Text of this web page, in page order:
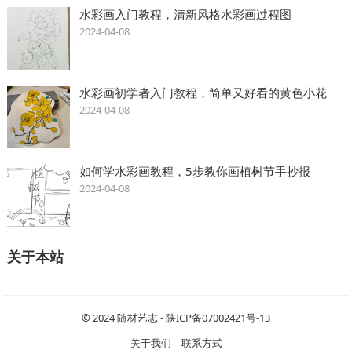
水彩画入门教程，清新风格水彩画过程图
2024-04-08
水彩画初学者入门教程，简单又好看的黄色小花
2024-04-08
如何学水彩画教程，5步教你画植树节手抄报
2024-04-08
关于本站
© 2024随材艺志-陕ICP备07002421号-13
关于我们
联系方式